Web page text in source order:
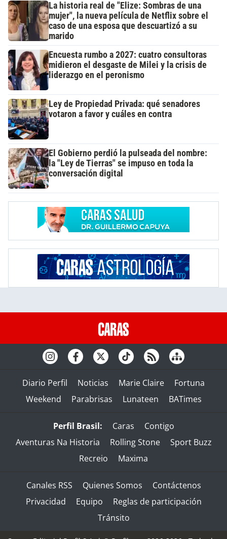
La historia real de "Elize: Sombras de una
mujer", la nueva película de Netflix sobre el
caso de una esposa que descuartizó a su
marido
Encuesta rumbo a 2027: cuatro consultoras
midieron el desgaste de Milei y la crisis de
liderazgo en el peronismo
Ley de Propiedad Privada: qué senadores
votaron a favor y cuáles en contra
El Gobierno perdió la pulseada del nombre:
la "Ley de Tierras" se impuso en toda la
conversación digital
Diario Perfil Noticias Marie Claire
Fortuna
Weekend
Parabrisas Lunateen BATimes
Perfil Brasil: Caras
Contigo
Aventuras Na Historia
Rolling Stone
Sport Buzz
Recreio
Maxima
Canales RSS Quienes Somos
Contáctenos
Privacidad
Equipo
Reglas de participación
Tránsito